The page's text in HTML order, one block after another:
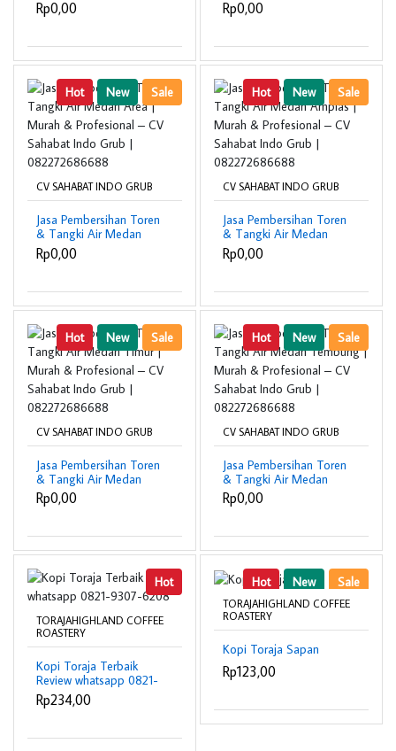
Profesional – CV
082272686688
Rp0,00
Profesional – CV
082272686688
Rp0,00
Hot New Sale
CV SAHABAT INDO GRUB
Jasa Pembersihan Toren
& Tangki Air Medan
Area | Murah &
Profesional – CV
082272686688
Rp0,00
Hot New Sale
CV SAHABAT INDO GRUB
Jasa Pembersihan Toren
& Tangki Air Medan
Amplas | Murah &
Profesional – CV
082272686688
Rp0,00
Hot New Sale
CV SAHABAT INDO GRUB
Jasa Pembersihan Toren
& Tangki Air Medan
Timur | Murah &
Profesional – CV
082272686688
Rp0,00
Hot New Sale
CV SAHABAT INDO GRUB
Jasa Pembersihan Toren
& Tangki Air Medan
Tembung | Murah &
Profesional – CV
082272686688
Rp0,00
Hot
TORAJAHIGHLAND COFFEE
ROASTERY
Kopi Toraja Terbaik
Review whatsapp 0821-
9307-6208
Rp234,00
Hot New Sale
TORAJAHIGHLAND COFFEE
ROASTERY
Kopi Toraja Sapan
Rp123,00